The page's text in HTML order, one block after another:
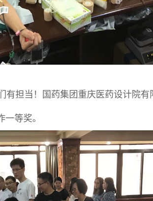
担当！国药集团重庆医药设计院有
等奖。